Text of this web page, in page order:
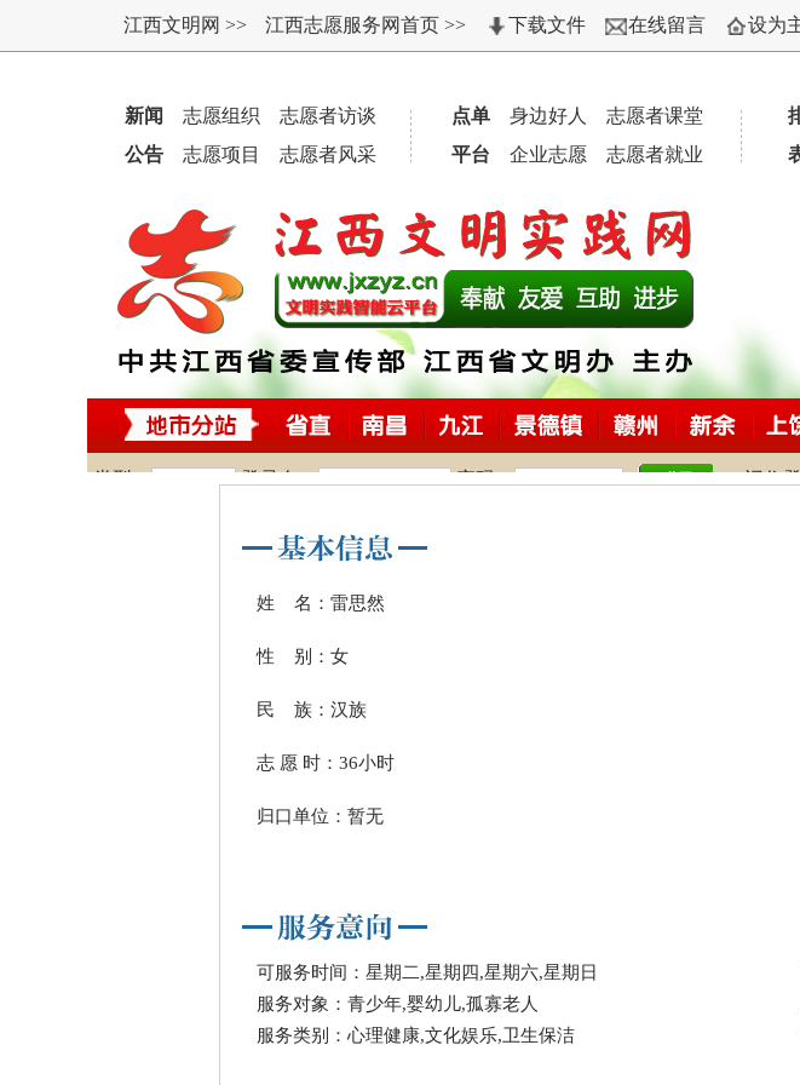
姓 名：雷思然
性 别：女
民 族：汉族
志 愿 时：36小时
归口单位：暂无
可服务时间：星期二,星期四,星期六,星期日
服务对象：青少年,婴幼儿,孤寡老人
服务类别：心理健康,文化娱乐,卫生保洁